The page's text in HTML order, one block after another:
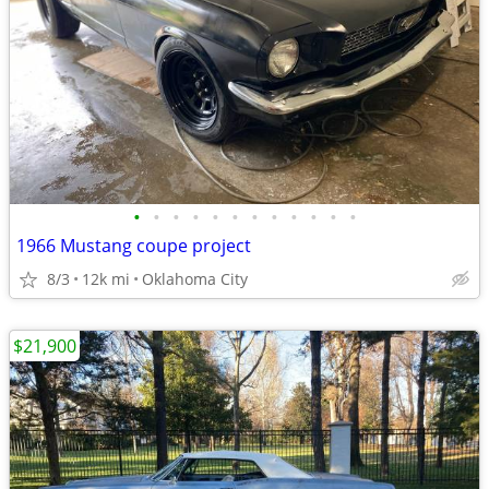
• • • • • • • • • • • •
1966 Mustang coupe project
8/3 12k mi Oklahoma City
$21,900